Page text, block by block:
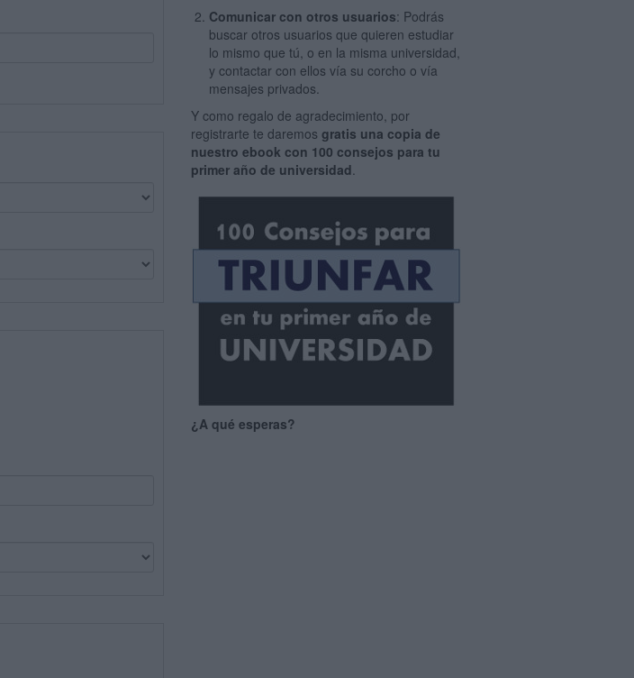
Comunicar con otros usuarios: Podrás
buscar otros usuarios que quieren estudiar
lo mismo que tú, o en la misma universidad,
y contactar con ellos vía su corcho o vía
mensajes privados.
Y como regalo de agradecimiento, por
registrarte te daremosgratis una copia de
nuestro ebook con 100 consejos para tu
primer año de universidad.
¿A qué esperas?